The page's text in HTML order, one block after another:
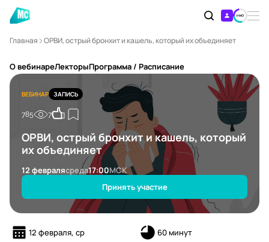
Главная ОРВИ, острый бронхит и кашель, который их объединяет
О вебинареЛекторыПрограмма / Расписание
ВЕБИНАР ЗАПИСЬ
785 7
ОРВИ, острый бронхит и кашель, который
их объединяет
12 февралясреда17:00МСК
Принять участие
12 февраля, ср 60 минут